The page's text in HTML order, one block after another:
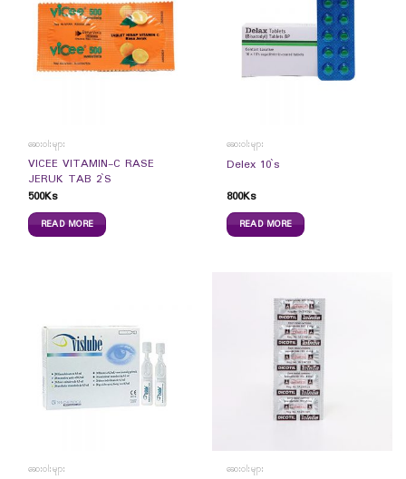
ဆေးဝါးများ
VICEE VITAMIN-C RASE
JERUK TAB 2`S
500Ks
READ MORE
ဆေးဝါးများ
Delex 10`s
800Ks
READ MORE
ဆေးဝါးများ ဆေးဝါးများ